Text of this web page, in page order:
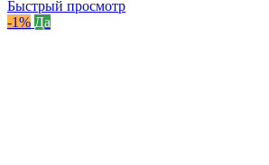
Быстрый просмотр
-1% Да